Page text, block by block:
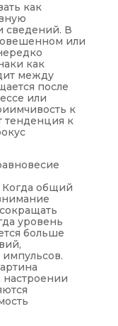
как
сведений. В
или
как
между
после
или
к
тенденция к
Когда общий
уровень
больше
настроении